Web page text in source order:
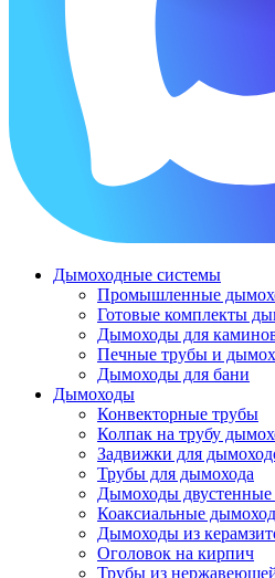
Дымоходные системы
Промышленные
Готовые комплекты
Дымоходы для
Печные трубы и
Дымоходы для бани
Дымоходы
Конвекторные трубы
Колпак на трубу
Задвижки для
Трубы для дымохода
Дымоходы двустенные
Коаксиальные
Дымоходы из
Оголовок на кирпич
Трубы из